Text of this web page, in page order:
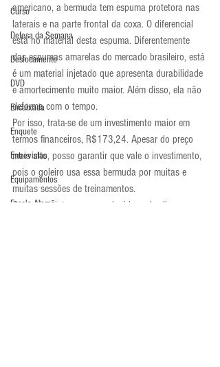
Curso
Defesa da Semana
Deslocamento
DVD
Encaixada
Enquete
Entrevistas
Equipamentos
Escola Alemã
americano, a bermuda tem espuma protetora nas
laterais e na parte frontal da coxa. O diferencial
está no material desta espuma. Diferentemente
das espumas amarelas do mercado brasileiro, está
é um material injetado que apresenta durabilidade
e amortecimento muito maior. Além disso, ela não
deforma com o tempo.
Por isso, trata-se de um investimento maior em
termos financeiros, R$173,24. Apesar do preço
mais alto, posso garantir que vale o investimento,
pois o goleiro usa essa bermuda por muitas e
muitas sessões de treinamentos.
Quem tiver interesse em adquirir, pode clicar em: